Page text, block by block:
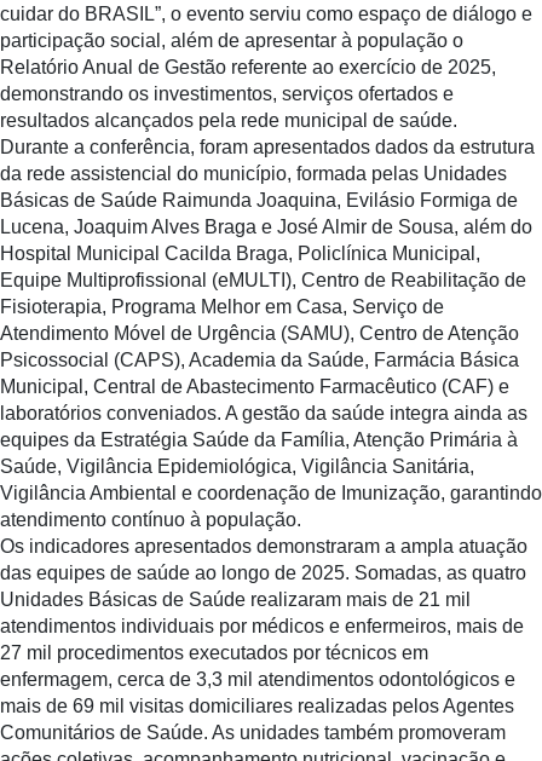
cuidar do BRASIL”, o evento serviu como espaço de diálogo e
participação social, além de apresentar à população o
Relatório Anual de Gestão referente ao exercício de 2025,
demonstrando os investimentos, serviços ofertados e
resultados alcançados pela rede municipal de saúde.
Durante a conferência, foram apresentados dados da estrutura
da rede assistencial do município, formada pelas Unidades
Básicas de Saúde Raimunda Joaquina, Evilásio Formiga de
Lucena, Joaquim Alves Braga e José Almir de Sousa, além do
Hospital Municipal Cacilda Braga, Policlínica Municipal,
Equipe Multiprofissional (eMULTI), Centro de Reabilitação de
Fisioterapia, Programa Melhor em Casa, Serviço de
Atendimento Móvel de Urgência (SAMU), Centro de Atenção
Psicossocial (CAPS), Academia da Saúde, Farmácia Básica
Municipal, Central de Abastecimento Farmacêutico (CAF) e
laboratórios conveniados. A gestão da saúde integra ainda as
equipes da Estratégia Saúde da Família, Atenção Primária à
Saúde, Vigilância Epidemiológica, Vigilância Sanitária,
Vigilância Ambiental e coordenação de Imunização, garantindo
atendimento contínuo à população.
Os indicadores apresentados demonstraram a ampla atuação
das equipes de saúde ao longo de 2025. Somadas, as quatro
Unidades Básicas de Saúde realizaram mais de 21 mil
atendimentos individuais por médicos e enfermeiros, mais de
27 mil procedimentos executados por técnicos em
enfermagem, cerca de 3,3 mil atendimentos odontológicos e
mais de 69 mil visitas domiciliares realizadas pelos Agentes
Comunitários de Saúde. As unidades também promoveram